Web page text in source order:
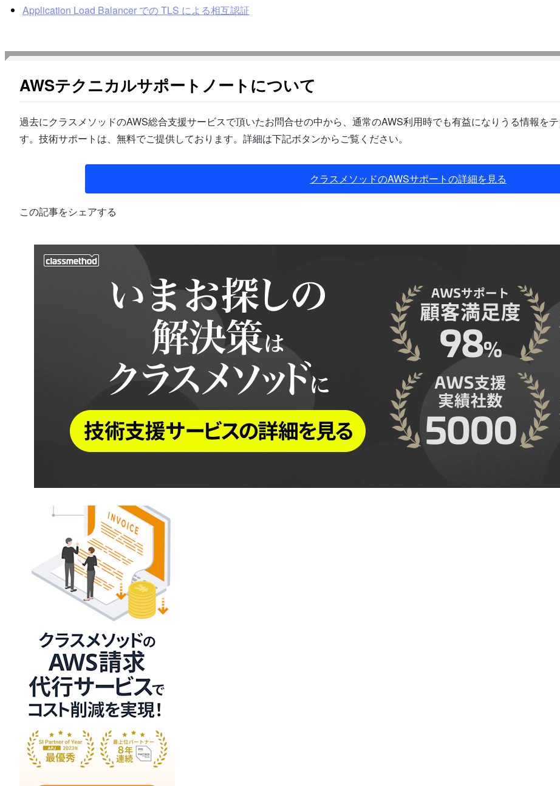
Application Load Balancer での TLS による相互認証
AWSテクニカルサポートノートについて
過去にクラスメソッドのAWS総合支援サービスで頂いたお問合せの中から、通常のAWS利用時でも有益になりうる情報を
す。技術サポートは、無料でご提供しております。詳細は下記ボタンからご覧ください。
クラスメソッドのAWSサポートの詳細を見る
この記事をシェアする